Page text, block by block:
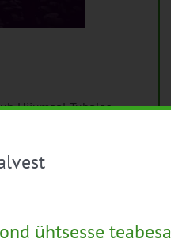
Hiiumaal Tubalas.
omada,
ühtsesse